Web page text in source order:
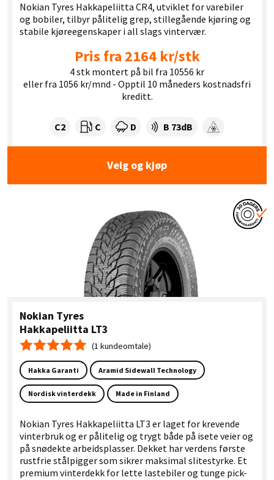
Nokian Tyres Hakkapeliitta CR4, utviklet for varebiler
og bobiler, tilbyr pålitelig grep, stillegående kjøring og
stabile kjøreegenskaper i all slags vintervær.
Pris fra 2164 kr/stk
4 stk montert på bil fra 10556 kr
eller fra 1056 kr/mnd - Opptil 10 måneders kostnadsfri
kreditt.
Dekklasse:
C2 Drivstofforbruk:
C Våtgrep:
D Dekkstøy (dB):
B 73dB Snøgrep
Velg og kjøp
Nokian Tyres
Hakkapeliitta LT3
Gjennomsnittskarakter 5.0
(1 kundeomtale)
Hakka Garanti Aramid Sidewall Technology
Nordisk vinterdekk Made in Finland
Nokian Tyres Hakkapeliitta LT3 er laget for krevende
vinterbruk og er pålitelig og trygt både på isete veier og
på snødekte arbeidsplasser. Dekket har verdens første
rustfrie stålpigger som sikrer maksimal slitestyrke. Et
premium vinterdekk for lette lastebiler og tunge pick-